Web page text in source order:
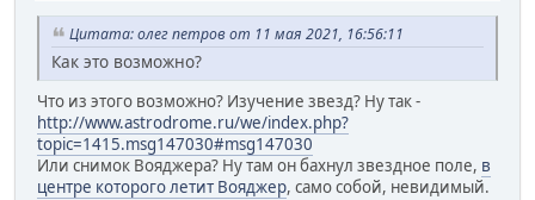
Цитата: олег петров от 11 мая 2021, 16:56:11
Как это возможно?
Что из этого возможно? Изучение звезд? Ну так -
http://www.astrodrome.ru/we/index.php?
topic=1415.msg147030#msg147030
Или снимок Вояджера? Ну там он бахнул звездное поле, в
центре которого летит Вояджер, само собой, невидимый.